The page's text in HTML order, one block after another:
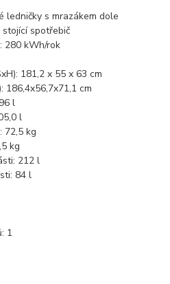
ledničky s mrazákem dole
stojící spotřebič
280 kWh/rok
181,2 x 55 x 63 cm
186,4x56,7x71,1 cm
l
l
72,5 kg
kg
212 l
84 l
1